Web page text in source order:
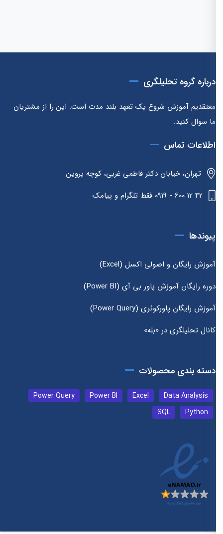
درباره گروه تحلیلگری
معتقدیم آموزش شروع یک تعهد بلند مدت است. این را از مشتریان
ما سوال کنید.
اطلاعات تماس
تهران، خیابان دکتر فاطمی غربی، کوچه پروین
پیوندها
آموزش رایگان و اصولی اکسل (Excel)
دوره رایگان آموزش پاور بی آی (Power BI)
آموزش رایگان پاورکوئری (Power Query)
کانال تحلیلگری در «بله»
دسته بندی محصولات
Data Analysis
Excel
Power BI
Power Query
Python
SQL